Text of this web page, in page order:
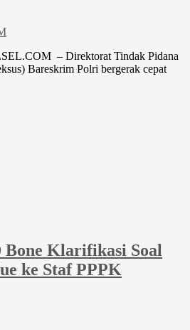
– Direktorat Tindak Pidana
Bareskrim Polri bergerak cepat
Bone Klarifikasi Soal
ke Staf PPPK